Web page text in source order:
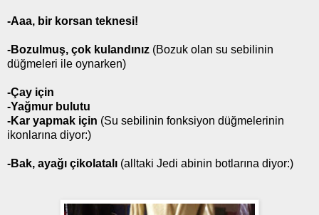
-Aaa, bir korsan teknesi!
-Bozulmuş, çok kulandınız (Bozuk olan su sebilinin
düğmeleri ile oynarken)
-Çay için
-Yağmur bulutu
-Kar yapmak için (Su sebilinin fonksiyon düğmelerinin
ikonlarına diyor:)
-Bak, ayağı çikolatalı (alltaki Jedi abinin botlarına diyor:)